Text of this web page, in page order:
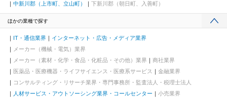
中新川郡（上市町、立山町）
下新川郡（朝日町、入善町）
ほかの業種で探す
IT・通信業界
インターネット・広告・メディア業界
メーカー（機械・電気）業界
メーカー（素材・化学・食品・化粧品・その他）業界
商社業界
医薬品・医療機器・ライフサイエンス・医療系サービス
金融業界
コンサルティング・リサーチ業界・専門事務所・監査法人・税理士法人
人材サービス・アウトソーシング業界・コールセンター
小売業界